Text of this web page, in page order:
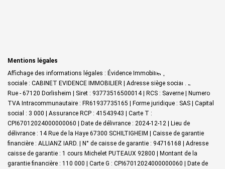
Mentions légales
Affichage des informations légales : Évidence Immobilier | Raison
sociale : CABINET EVIDENCE IMMOBILIER | Adresse siège social : 27 Grand
Rue - 67120 Dorlisheim | Siret : 93773516500014 | RCS : Saverne | Numero
TVA Intracommunautaire : FR61937735165 | Forme juridique : SAS | Capital
social : 3 000 | Assurance RCP : 41543943 | Carte T :
CPI67012024000000060 | Date de délivrance : 2024-12-12 | Lieu de
délivrance : 14 Rue de la Haye 67300 SCHILTIGHEIM | Caisse de garantie
financière : ALLIANZ IARD. | N° de caisse de garantie : 94716168 | Adresse
caisse de garantie : 1 cours Michelet PUTEAUX 92800 | Montant de la
garantie financière : 110 000 | Carte G : CPI67012024000000060 | Date de